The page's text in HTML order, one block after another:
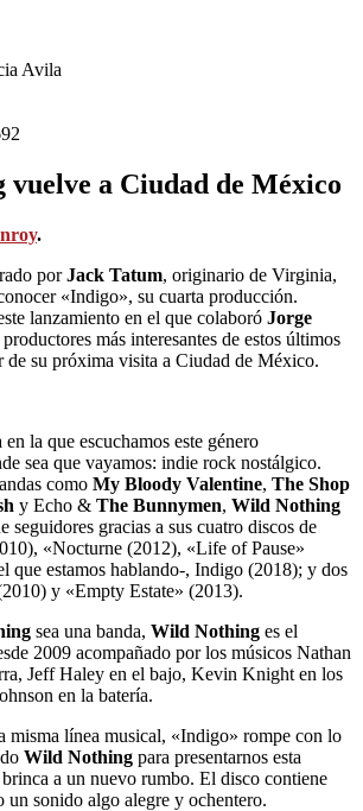
Avila
a Ciudad de México
.
porJack Tatum, originario de Virginia,
«Indigo», su cuarta producción.
lanzamiento en el que colaboró Jorge
más interesantes de estos últimos
de su próxima visita a Ciudad de México.
en la que escuchamos este género
sea que vayamos: indie rock nostálgico.
como My Bloody Valentine, The Shop
y Echo & The Bunnymen, Wild Nothing
seguidores gracias a sus cuatro discos de
«Nocturne (2012), «Life of Pause»
que estamos hablando-, Indigo (2018); y dos
y «Empty Estate» (2013).
sea una banda, Wild Nothing es el
2009 acompañado por los músicos Nathan
Jeff Haley en el bajo, Kevin Knight en los
en la batería.
misma línea musical, «Indigo» rompe con lo
Wild Nothing para presentarnos esta
a un nuevo rumbo. El disco contiene
un sonido algo alegre y ochentero.